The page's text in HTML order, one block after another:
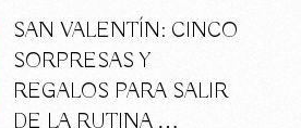
SAN VALENTÍN: CINCO
SORPRESAS Y
REGALOS PARA SALIR
DE LA RUTINA …